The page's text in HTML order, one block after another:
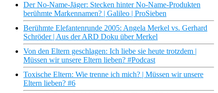
Der No-Name-Jäger: Stecken hinter No-Name-Produkten
berühmte Markennamen? | Galileo | ProSieben
Berühmte Elefantenrunde 2005: Angela Merkel vs. Gerhard
Schröder | Aus der ARD Doku über Merkel
Von den Eltern geschlagen: Ich liebe sie heute trotzdem |
Müssen wir unsere Eltern lieben? #Podcast
Toxische Eltern: Wie trenne ich mich? | Müssen wir unsere
Eltern lieben? #6